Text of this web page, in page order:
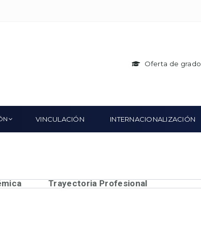
Oferta de grado
VINCULACIÓN INTERNACIONALIZACIÓN
Trayectoria Profesional